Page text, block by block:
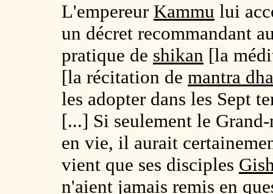
L'empereur Kammu lui
un décret recommandant
pratique de shikan [la
[la récitation de mantra
les adopter dans les Sept
[...] Si seulement le
en vie, il aurait
vient que ses disciples
n'aient jamais remis en